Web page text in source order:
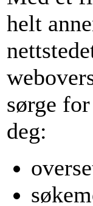
helt
sørge
deg: